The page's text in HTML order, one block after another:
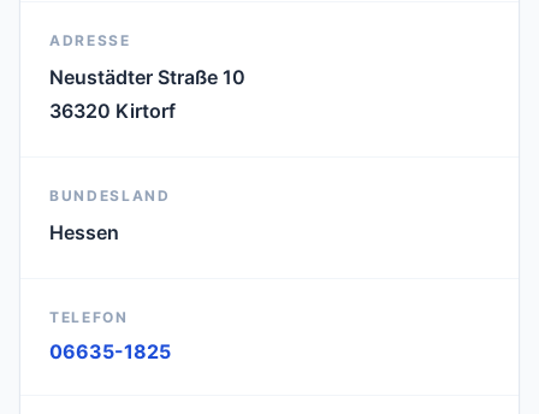
ADRESSE
Neustädter Straße 10
36320 Kirtorf
BUNDESLAND
Hessen
TELEFON
06635-1825